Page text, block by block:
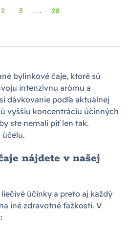
2 3 ⋯ 28
bylinkové čaje, ktoré sú
intenzívnu arómu a
dávkovanie podľa aktuálnej
vyššiu koncentráciu účinných
ste nemali piť len tak.
účelu.
nájdete v našej
účinky a preto aj každý
iné zdravotné ťažkosti. V